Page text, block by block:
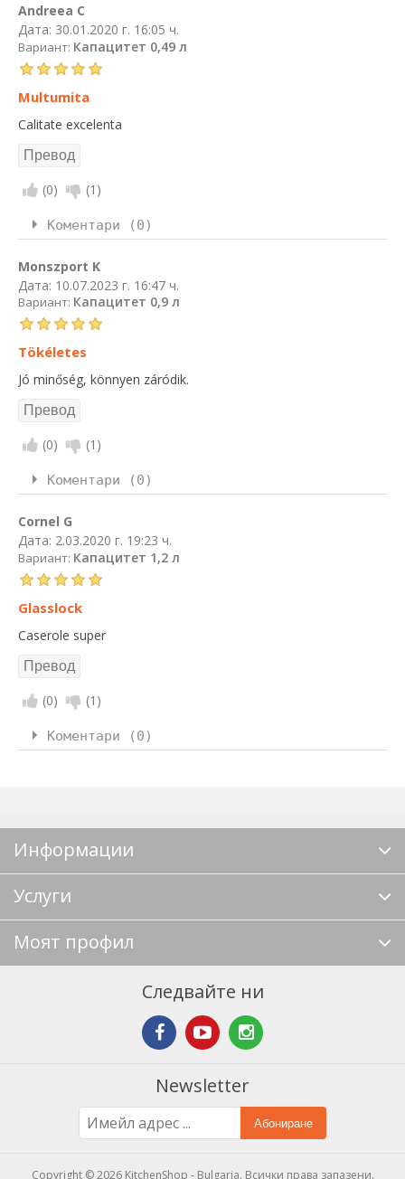
Andreea C
Дата: 30.01.2020 г. 16:05 ч.
Вариант: Капацитет 0,49 л
Multumita
Calitate excelenta
(0) (1 )
Коментари (0)
Monszport K
Дата: 10.07.2023 г. 16:47 ч.
Вариант: Капацитет 0,9 л
Tökéletes
Jó minőség, könnyen záródik.
(0) (1 )
Коментари (0)
Cornel G
Дата: 2.03.2020 г. 19:23 ч.
Вариант: Капацитет 1,2 л
Glasslock
Caserole super
(0) (1 )
Коментари (0)
Информации
Услуги
Моят профил
Следвайте ни
Newsletter
Абониране
Copyright © 2026 KitchenShop - Bulgaria. Всички права запазени.